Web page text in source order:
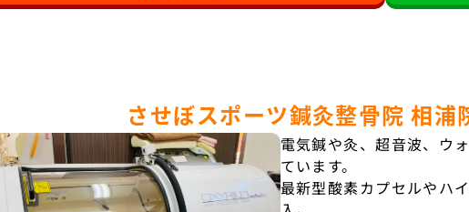
させぼスポーツ鍼灸整骨院 相浦
電気鍼や灸、超音波、ウ
ています。
最新型酸素カプセルやハ